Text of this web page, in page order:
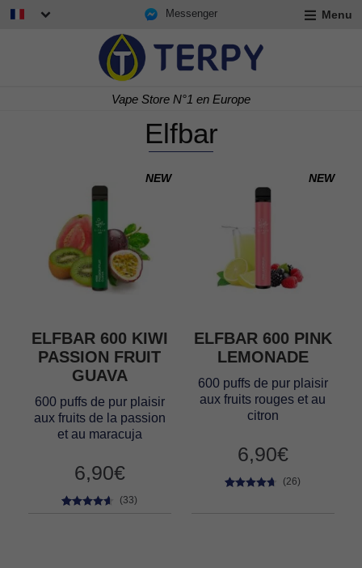
Messenger Menu
Elfbar
NEW
ELFBAR 600 KIWI
PASSION FRUIT
GUAVA
600 puffs de pur plaisir
aux fruits de la passion
et au maracuja
6,90€
(33)
NEW
ELFBAR 600 PINK
LEMONADE
600 puffs de pur plaisir
aux fruits rouges et au
citron
6,90€
(26)